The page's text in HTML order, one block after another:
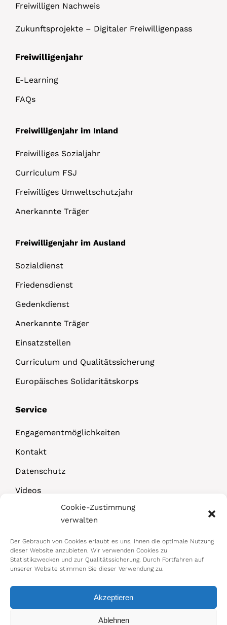
Cookie-Zustimmung
verwalten
Der Gebrauch von Cookies erlaubt es uns, Ihnen die optimale Nutzung
dieser Website anzubieten. Wir verwenden Cookies zu
Statistikzwecken und zur Qualitätssicherung. Durch Fortfahren auf
unserer Website stimmen Sie dieser Verwendung zu.
Akzeptieren
Ablehnen
Freiwilligen Nachweis
Zukunftsprojekte – Digitaler Freiwilligenpass
Freiwilligenjahr
E-Learning
FAQs
Freiwilligenjahr im Inland
Freiwilliges Sozialjahr
Curriculum FSJ
Freiwilliges Umweltschutzjahr
Anerkannte Träger
Freiwilligenjahr im Ausland
Sozialdienst
Friedensdienst
Gedenkdienst
Anerkannte Träger
Einsatzstellen
Curriculum und Qualitätssicherung
Europäisches Solidaritätskorps
Service
Engagementmöglichkeiten
Kontakt
Datenschutz
Videos
© 2026 Bundesministerium für Arbeit,